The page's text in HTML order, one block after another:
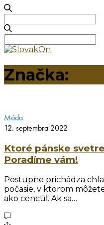
for:
for:
Značka:
Móda
12. septembra 2022
Ktoré pánske
Poradíme vám!
Postupne prichádza
počasie, v ktorom
ako cencúľ. Ak sa…